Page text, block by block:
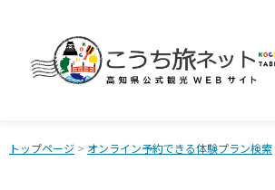
トップページ > オンライン予約できる体験プラン検索